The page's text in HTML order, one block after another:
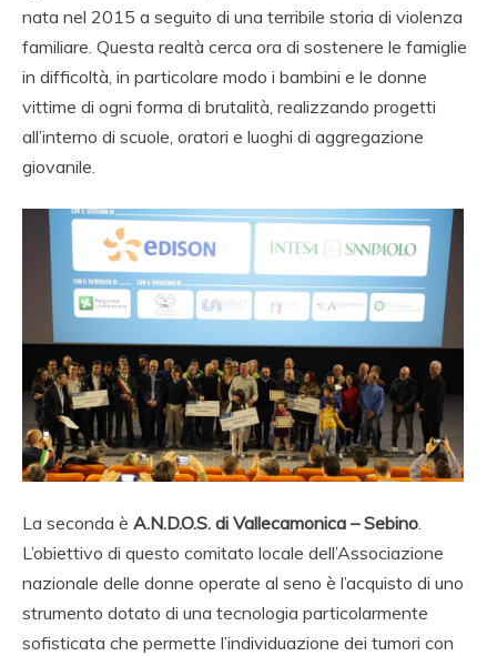
nata nel 2015 a seguito di una terribile storia di violenza
familiare. Questa realtà cerca ora di sostenere le famiglie
in difficoltà, in particolare modo i bambini e le donne
vittime di ogni forma di brutalità, realizzando progetti
all’interno di scuole, oratori e luoghi di aggregazione
giovanile.
La seconda è A.N.D.O.S. di Vallecamonica – Sebino.
L’obiettivo di questo comitato locale dell’Associazione
nazionale delle donne operate al seno è l’acquisto di uno
strumento dotato di una tecnologia particolarmente
sofisticata che permette l’individuazione dei tumori con